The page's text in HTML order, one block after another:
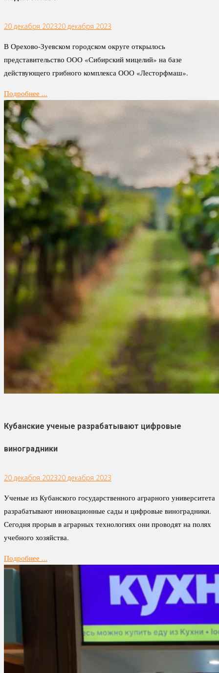
20 декабря 202320 декабря 2023
В Орехово-Зуевском городском округе открылось
представительство ООО «Сибирский мицелий» на базе
действующего грибного комплекса ООО «Лесторфмаш».
Подробнее ...
Кубанские ученые разрабатывают цифровые
виноградники
20 декабря 202320 декабря 2023
Ученые из Кубанского государственного аграрного университета
разрабатывают инновационные сады и цифровые виноградники.
Сегодня прорыв в аграрных технологиях они проводят на полях
учебного хозяйства.
Подробнее ...